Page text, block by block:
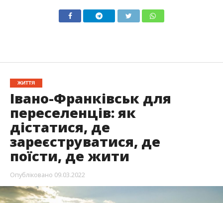
ЖИТТЯ
Івано-Франківськ для
переселенців: як
дістатися, де
зареєструватися, де
поїсти, де жити
Опубліковано 09.03.2022